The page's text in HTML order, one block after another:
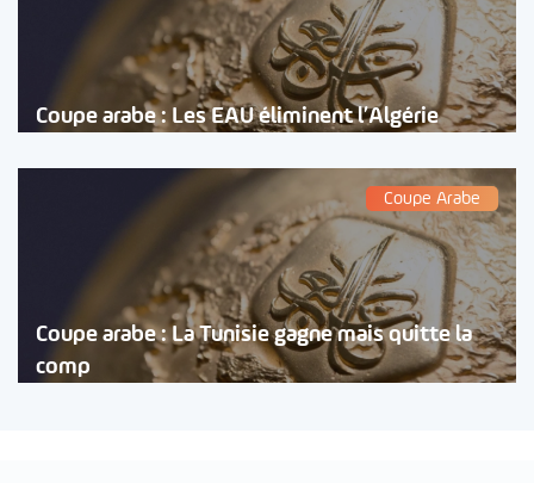
Coupe arabe : Les EAU éliminent l’Algérie
Coupe Arabe
Coupe arabe : La Tunisie gagne mais quitte la
comp